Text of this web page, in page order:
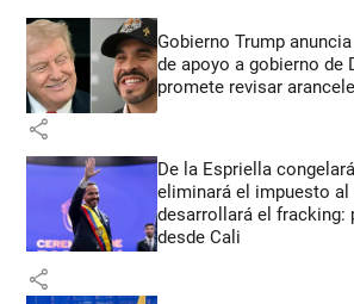
Gobierno Trump
de apoyo a gobierno de
promete revisar
share
De la Espriella
eliminará el impuesto
desarrollará el fracking:
desde Cali
share